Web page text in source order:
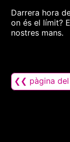
Darrera hora
on és el límit?
nostres mans.
❮❮ pàgina